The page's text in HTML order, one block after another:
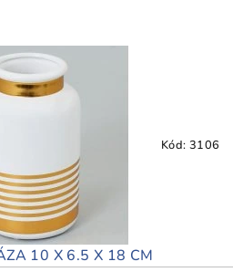
Kód: 3106
10 X 6.5 X 18 CM